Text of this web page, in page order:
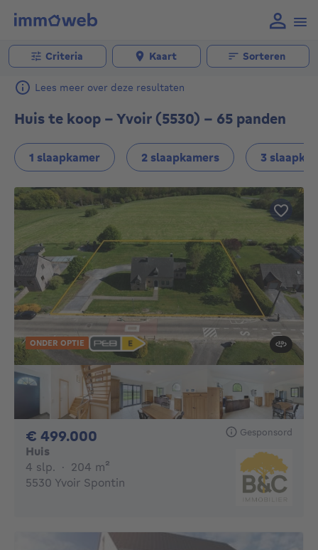
Criteria Kaart Sorteren
Lees meer over deze resultaten
Huis te koop - Yvoir (5530) - 65 panden
1 slaapkamer 2 slaapkamers 3
ONDER OPTIE
€ 499.000 Gesponsord
Huis
4 slp. 4 slaapkamers
· 204 m²
5530 Yvoir Spontin